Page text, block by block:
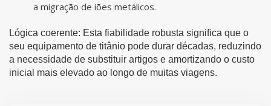
a migração de iões metálicos.
Lógica coerente: Esta fiabilidade robusta significa que o
seu equipamento de titânio pode durar décadas, reduzindo
a necessidade de substituir artigos e amortizando o custo
inicial mais elevado ao longo de muitas viagens.